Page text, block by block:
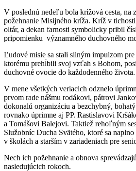
V poslednú nedeľu bola krížová cesta, na
požehnanie Misijného kríža. Kríž v
oltár, a dekan farnosti symbolicky pribil
pripomienku významného duchovného
Ľudové misie sa stali silným impulzom
ktorému prehĺbili svoj vzťah s Bohom,
duchovné ovocie do každodenného života.
V mene všetkých veriacich odznelo
prvom rade nášmu rodákovi, pátrovi
dokonalú organizáciu a bezchybný,
rovnako úprimne aj PP. Rastislavovi
a Tomášovi Balejovi. Taktiež rehoľným
Služobníc Ducha Svätého, ktoré sa
v školách a starším v zariadeniach pre
Nech ich požehnanie a obnova
nasledujúcich rokoch.